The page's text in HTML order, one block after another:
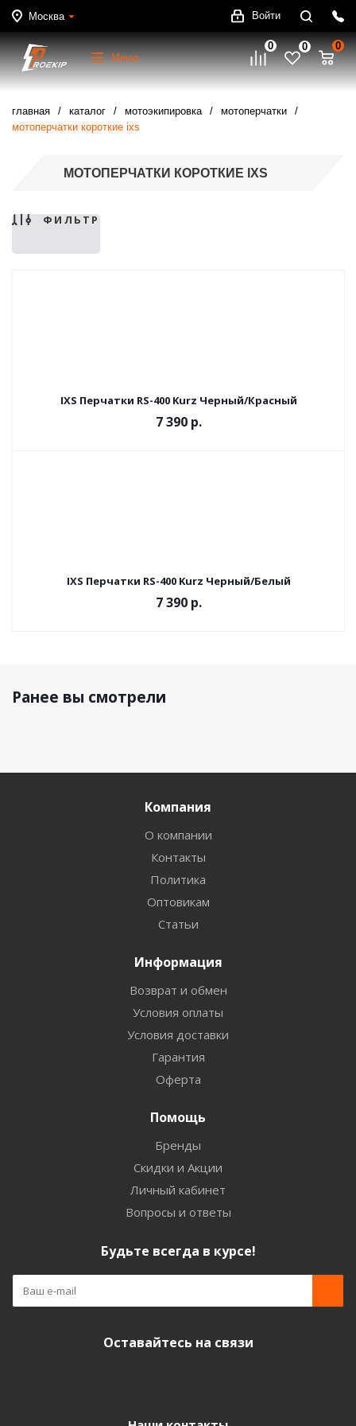
Москва Войти
Меню
0 0 0
главная каталог мотоэкипировка
мотоперчатки
мотоперчатки короткие ixs
МОТОПЕРЧАТКИ КОРОТКИЕ IXS
ФИЛЬТР
IXS Перчатки RS-400 Kurz Черный/Красный
7 390 р.
IXS Перчатки RS-400 Kurz Черный/Белый
7 390 р.
Ранее вы смотрели
Компания
О компании
Контакты
Политика
Оптовикам
Статьи
Информация
Возврат и обмен
Условия оплаты
Условия доставки
Гарантия
Оферта
Помощь
Бренды
Скидки и Акции
Личный кабинет
Вопросы и ответы
Будьте всегда в курсе!
Оставайтесь на связи